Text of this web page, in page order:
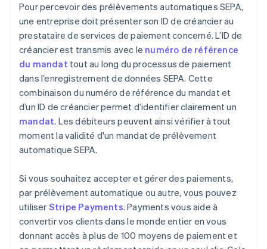
Pour percevoir des prélèvements automatiques SEPA,
une entreprise doit présenter son ID de créancier au
prestataire de services de paiement concerné. L’ID de
créancier est transmis avec le numéro de référence
du mandat tout au long du processus de paiement
dans l’enregistrement de données SEPA. Cette
combinaison du numéro de référence du mandat et
d’un ID de créancier permet d’identifier clairement un
mandat. Les débiteurs peuvent ainsi vérifier à tout
moment la validité d'un mandat de prélèvement
automatique SEPA.
Si vous souhaitez accepter et gérer des paiements,
par prélèvement automatique ou autre, vous pouvez
utiliser Stripe Payments. Payments vous aide à
convertir vos clients dans le monde entier en vous
donnant accès à plus de 100 moyens de paiement et